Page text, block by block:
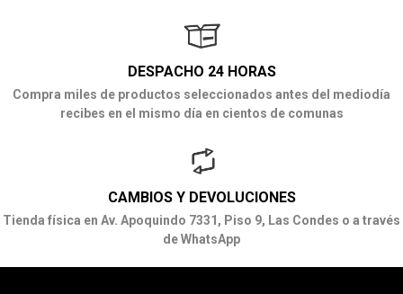
DESPACHO 24 HORAS
Compra miles de productos seleccionados antes del mediodía
recibes en el mismo día en cientos de comunas
CAMBIOS Y DEVOLUCIONES
Tienda física en Av. Apoquindo 7331, Piso 9, Las Condes o a través
de WhatsApp